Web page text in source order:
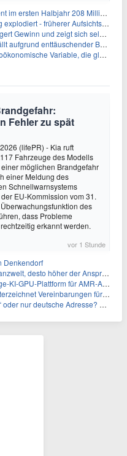
ersten Halbjahr 208 Millionen Euro
Aufsichtsratschef gibt aus Protest Ehrentitel ab
zeigt sich selbstbewusst gegenüber Unicredit
enttäuschender Buchungsprognose
die globale Wirtschaftslandschaften umgestaltet
Fehler zu spät
(lifePR) - Kia ruft
Fahrzeuge des Modells
möglichen Brandgefahr
einer Meldung des
Schnellwarnsystems
EU-Kommission vom 31.
des
dass Probleme
erkannt werden.
vor 1 Stunde
Denkendorf
höher der Anspruch an gute Beratung
mit Unterstützung für vier GMSL2-Fahrzeugkameras auf den Markt
in Höhe von 4,84 Mio. $ von der kanadischen Regierung für Straßeninfrastruktur und Stromübertragungsleitungen
So erkennen Sie, wo Ihre Leiterplatten wirklich gefertigt werden